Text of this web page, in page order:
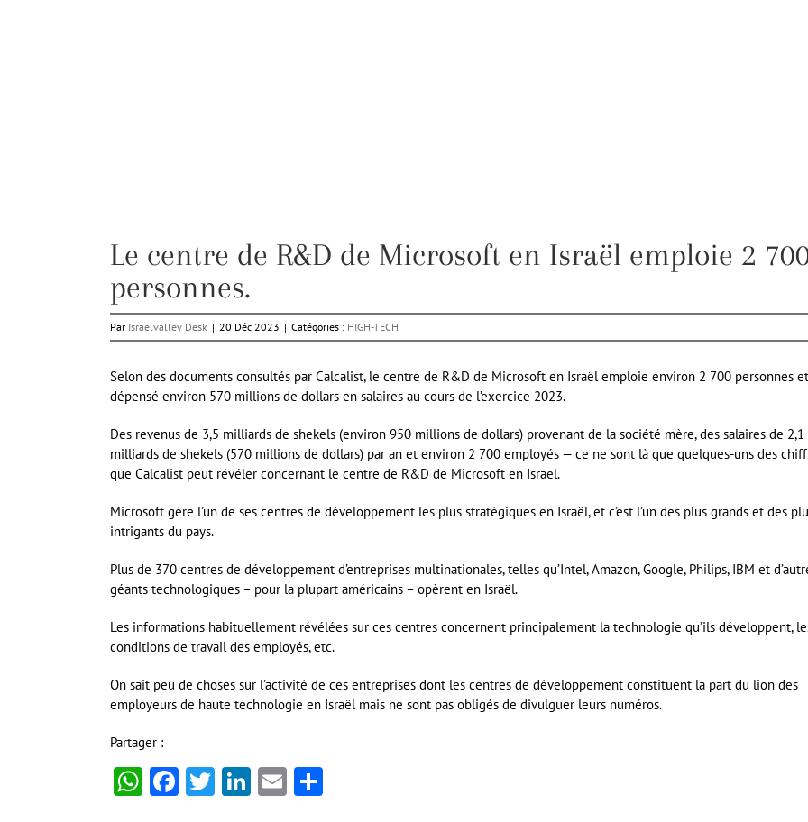
Le centre de R&D de Microsoft en Israël emploie 2
personnes.
Par Israelvalley Desk | 20 Déc 2023 | Catégories : HIGH-TECH
Selon des documents consultés par Calcalist, le centre de R&D de Microsoft en Israël emploie environ 2 700 personnes
dépensé environ 570 millions de dollars en salaires au cours de l’exercice 2023.
Des revenus de 3,5 milliards de shekels (environ 950 millions de dollars) provenant de la société mère, des salaires de 2,1
milliards de shekels (570 millions de dollars) par an et environ 2 700 employés — ce ne sont là que quelques-uns des
que Calcalist peut révéler concernant le centre de R&D de Microsoft en Israël.
Microsoft gère l’un de ses centres de développement les plus stratégiques en Israël, et c’est l’un des plus grands et des
intrigants du pays.
Plus de 370 centres de développement d’entreprises multinationales, telles qu’Intel, Amazon, Google, Philips, IBM et
géants technologiques – pour la plupart américains – opèrent en Israël.
Les informations habituellement révélées sur ces centres concernent principalement la technologie qu’ils développent,
conditions de travail des employés, etc.
On sait peu de choses sur l’activité de ces entreprises dont les centres de développement constituent la part du lion des
employeurs de haute technologie en Israël mais ne sont pas obligés de divulguer leurs numéros.
Partager :
WhatsApp
Facebook
Twitter
LinkedIn
Email